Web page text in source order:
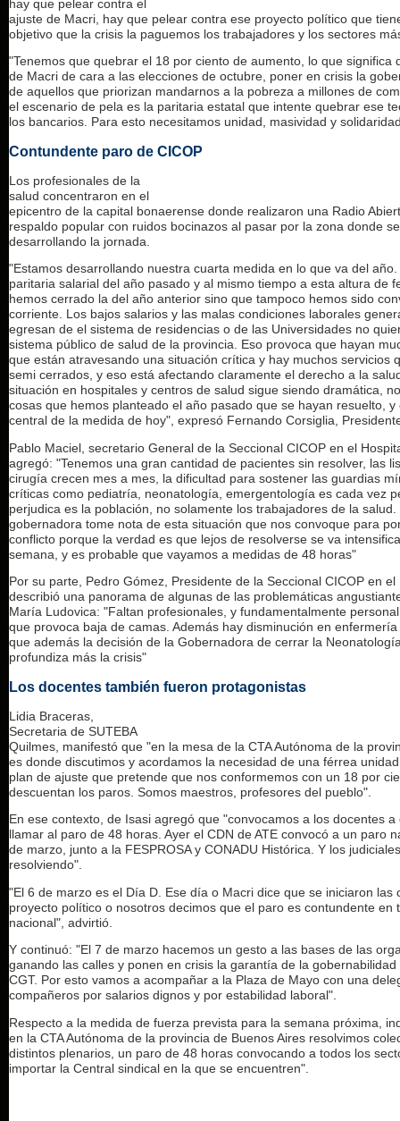
hay que pelear contra el
ajuste de Macri, hay que pelear contra ese proyecto político que
objetivo que la crisis la paguemos los trabajadores y los sectores
"Tenemos que quebrar el 18 por ciento de aumento, lo que significa
de Macri de cara a las elecciones de octubre, poner en crisis la
de aquellos que priorizan mandarnos a la pobreza a millones de
el escenario de pela es la paritaria estatal que intente quebrar ese
los bancarios. Para esto necesitamos unidad, masividad y
Contundente paro de CICOP
Los profesionales de la
salud concentraron en el
epicentro de la capital bonaerense donde realizaron una Radio
respaldo popular con ruidos bocinazos al pasar por la zona donde
desarrollando la jornada.
"Estamos desarrollando nuestra cuarta medida en lo que va del
paritaria salarial del año pasado y al mismo tiempo a esta altura de
hemos cerrado la del año anterior sino que tampoco hemos sido
corriente. Los bajos salarios y las malas condiciones laborales
egresan de el sistema de residencias o de las Universidades no
sistema público de salud de la provincia. Eso provoca que hayan
que están atravesando una situación crítica y hay muchos servicios
semi cerrados, y eso está afectando claramente el derecho a la
situación en hospitales y centros de salud sigue siendo dramática,
cosas que hemos planteado el año pasado que se hayan resuelto, y
central de la medida de hoy", expresó Fernando Corsiglia,
Pablo Maciel, secretario General de la Seccional CICOP en el
agregó: "Tenemos una gran cantidad de pacientes sin resolver, las
cirugía crecen mes a mes, la dificultad para sostener las guardias
críticas como pediatría, neonatología, emergentología es cada vez
perjudica es la población, no solamente los trabajadores de la
gobernadora tome nota de esta situación que nos convoque para
conflicto porque la verdad es que lejos de resolverse se va
semana, y es probable que vayamos a medidas de 48 horas"
Por su parte, Pedro Gómez, Presidente de la Seccional CICOP en el
describió una panorama de algunas de las problemáticas
María Ludovica: "Faltan profesionales, y fundamentalmente
que provoca baja de camas. Además hay disminución en
que además la decisión de la Gobernadora de cerrar la
profundiza más la crisis"
Los docentes también fueron protagonistas
Lidia Braceras,
Secretaria de SUTEBA
Quilmes, manifestó que "en la mesa de la CTA Autónoma de la
es donde discutimos y acordamos la necesidad de una férrea
plan de ajuste que pretende que nos conformemos con un 18 por
descuentan los paros. Somos maestros, profesores del pueblo".
En ese contexto, de Isasi agregó que "convocamos a los docentes
llamar al paro de 48 horas. Ayer el CDN de ATE convocó a un paro
de marzo, junto a la FESPROSA y CONADU Histórica. Y los
resolviendo".
"El 6 de marzo es el Día D. Ese día o Macri dice que se iniciaron las
proyecto político o nosotros decimos que el paro es contundente en
nacional", advirtió.
Y continuó: "El 7 de marzo hacemos un gesto a las bases de las
ganando las calles y ponen en crisis la garantía de la
CGT. Por esto vamos a acompañar a la Plaza de Mayo con una
compañeros por salarios dignos y por estabilidad laboral".
Respecto a la medida de fuerza prevista para la semana próxima,
en la CTA Autónoma de la provincia de Buenos Aires resolvimos
distintos plenarios, un paro de 48 horas convocando a todos los
importar la Central sindical en la que se encuentren".